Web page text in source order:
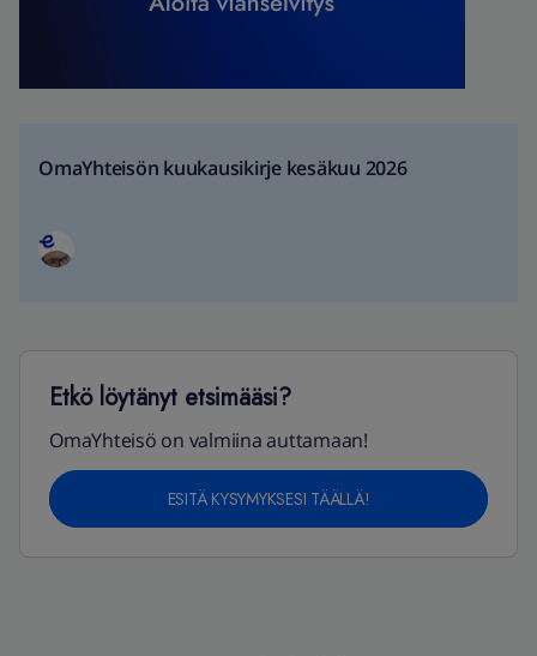
OmaYhteisön kuukausikirje kesäkuu 2026
Etkö löytänyt etsimääsi?
OmaYhteisö on valmiina auttamaan!
ESITÄ KYSYMYKSESI TÄÄLLÄ!